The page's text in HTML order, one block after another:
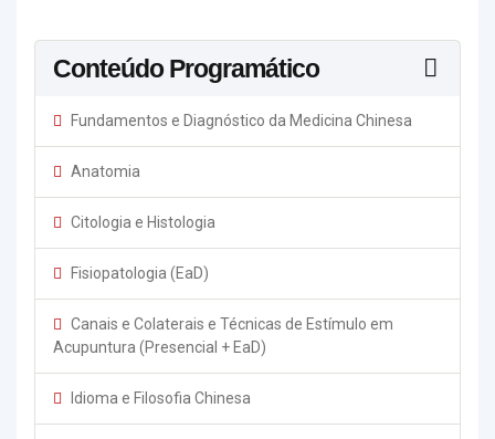
Conteúdo Programático
Fundamentos e Diagnóstico da Medicina Chinesa
Anatomia
Citologia e Histologia
Fisiopatologia (EaD)
Canais e Colaterais e Técnicas de Estímulo em
Acupuntura (Presencial + EaD)
Idioma e Filosofia Chinesa